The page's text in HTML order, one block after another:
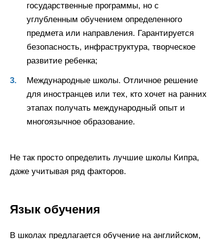
государственные программы, но с
углубленным обучением определенного
предмета или направления. Гарантируется
безопасность, инфраструктура, творческое
развитие ребенка;
Международные школы. Отличное решение
для иностранцев или тех, кто хочет на ранних
этапах получать международный опыт и
многоязычное образование.
Не так просто определить лучшие школы Кипра,
даже учитывая ряд факторов.
Язык обучения
В школах предлагается обучение на английском,